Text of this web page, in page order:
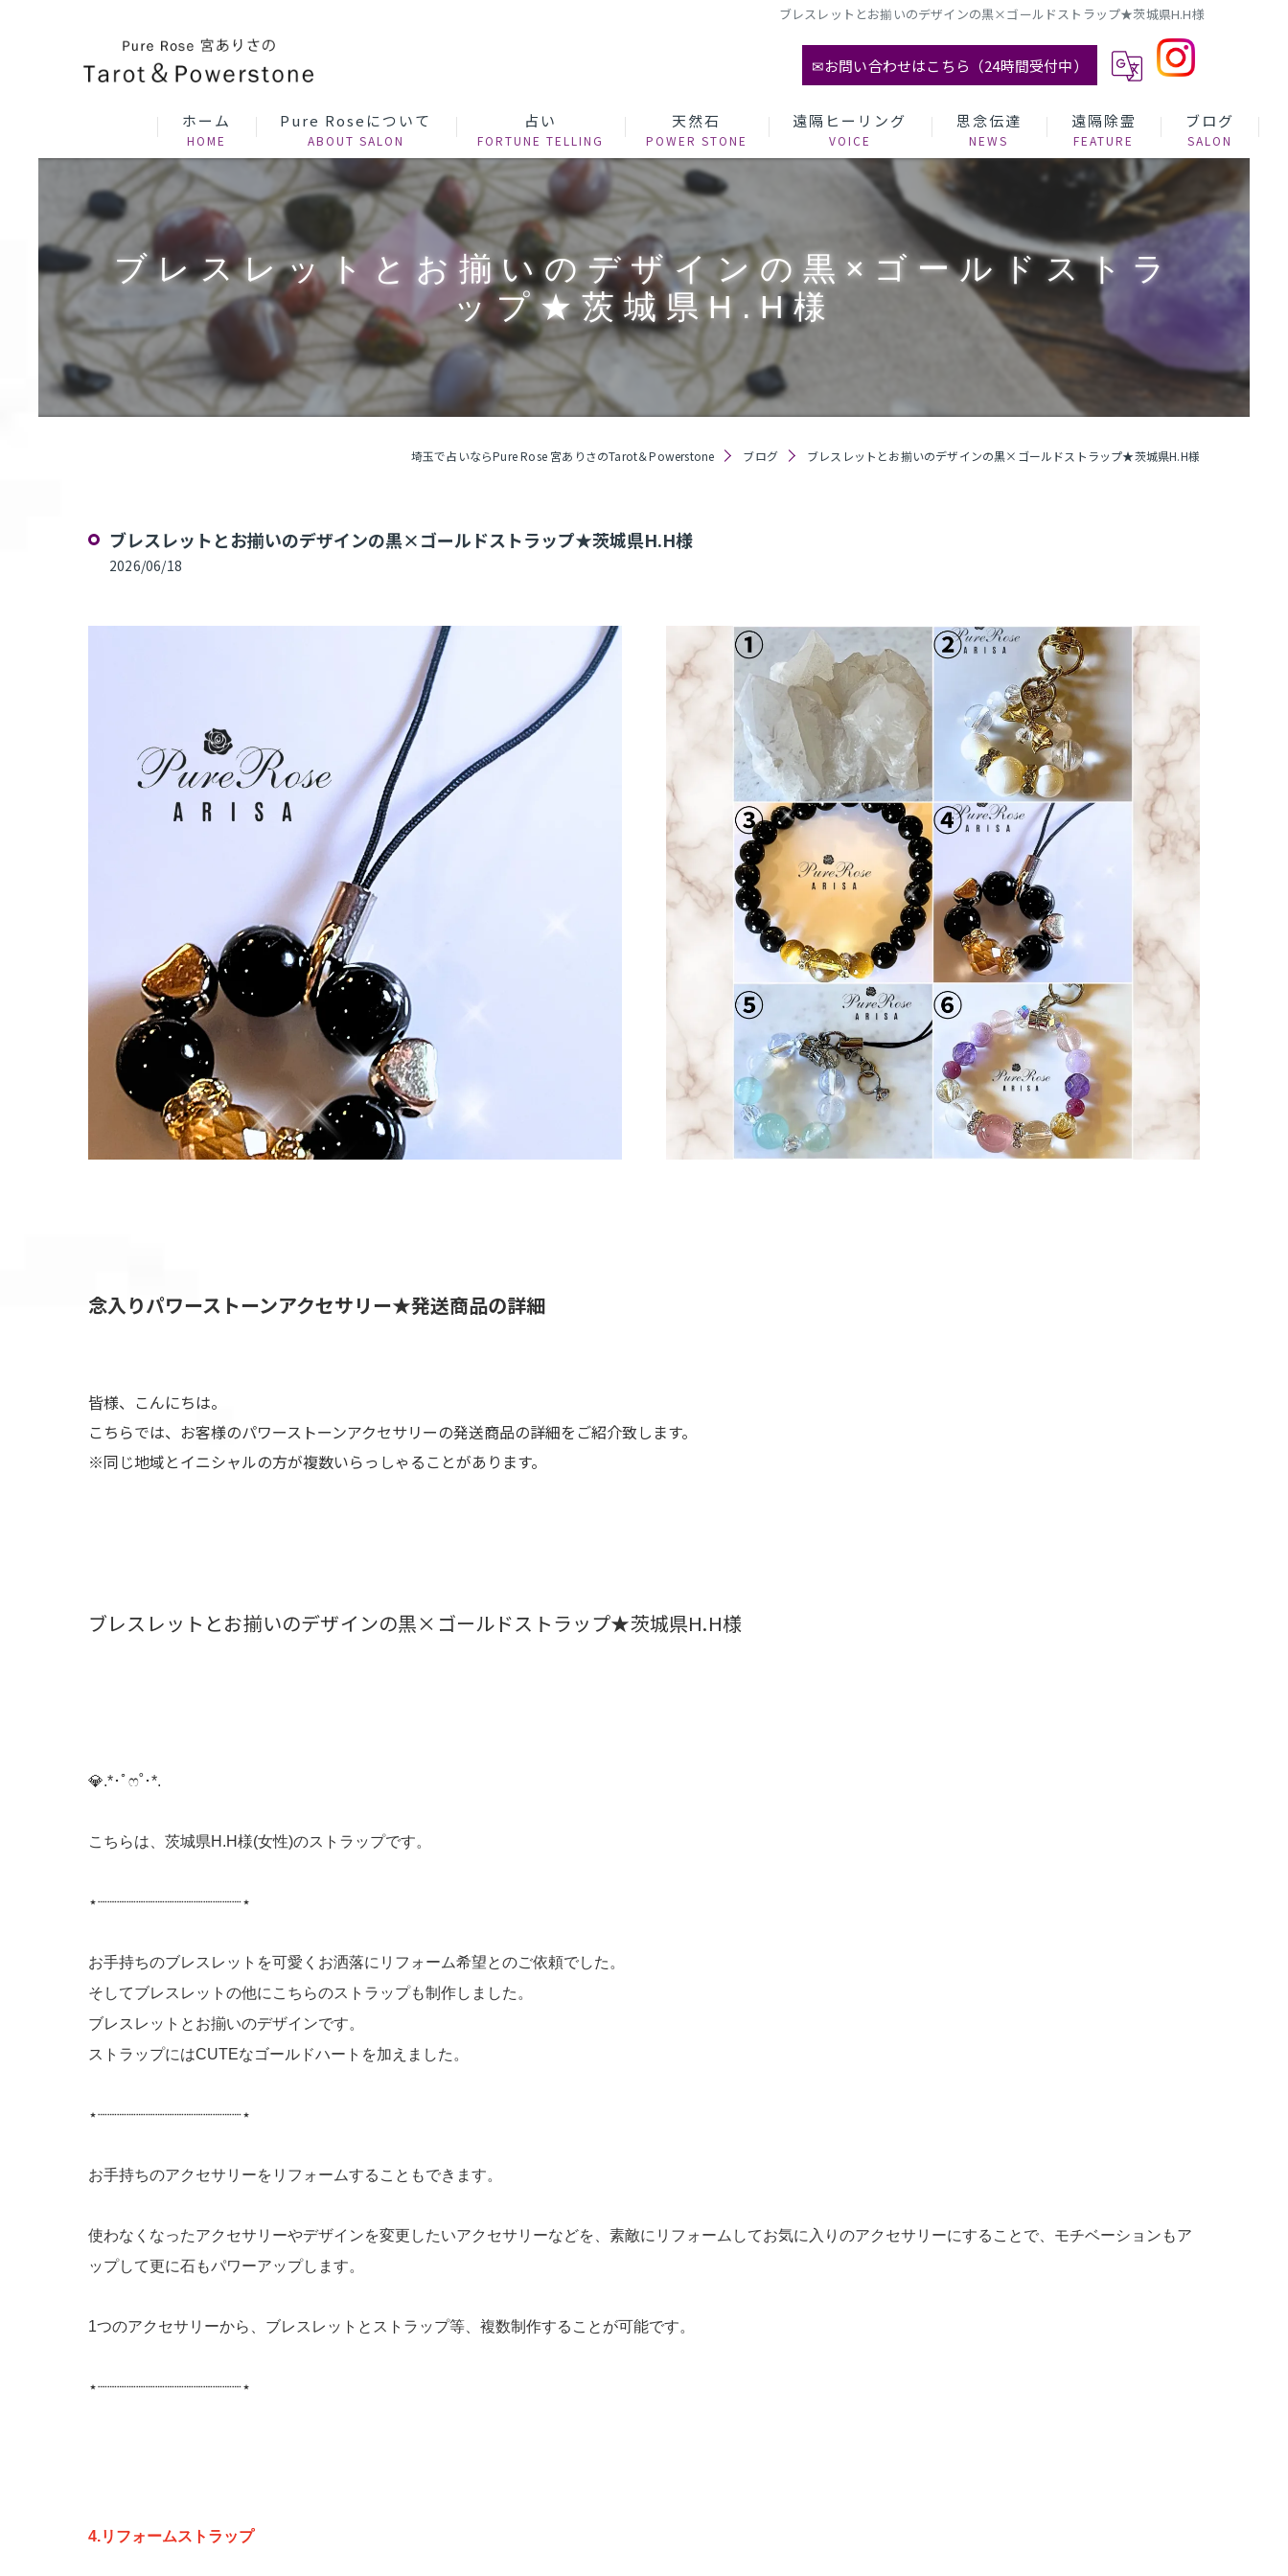
ブレスレットとお揃いのデザインの黒×ゴールドストラップ★茨城県H.H様
✉お問い合わせはこちら（24時間受付中）
ホーム Pure Roseについて 占い 天然石 遠隔ヒーリング 思念伝達 遠隔除霊 ブログ
ブレスレットとお揃いのデザインの黒×ゴールドストラ
ップ★茨城県H.H様
埼玉で占いならPure Rose 宮ありさのTarot＆Powerstone ブログ ブレスレットとお揃いのデザインの黒×ゴールドストラップ★茨城県H.H様
ブレスレットとお揃いのデザインの黒×ゴールドストラップ★茨城県H.H様
2026/06/18
​念入りパワーストーンアクセサリー★発送商品の詳細
皆様、こんにちは。
こちらでは、お客様のパワーストーンアクセサリーの発送商品の詳細をご紹介致します。
※同じ地域とイニシャルの方が複数いらっしゃることがあります。
ブレスレットとお揃いのデザインの黒×ゴールドストラップ★茨城県H.H様
💎️.*･ﾟෆ˚･*.
こちらは、茨城県H.H様(女性)のストラップです。
⋆┈┈┈┈┈┈┈┈┈┈┈┈┈┈┈⋆
お手持ちのブレスレットを可愛くお洒落にリフォーム希望とのご依頼でした。
そしてブレスレットの他にこちらのストラップも制作しました。
ブレスレットとお揃いのデザインです。
ストラップにはCUTEなゴールドハートを加えました。
⋆┈┈┈┈┈┈┈┈┈┈┈┈┈┈┈⋆
お手持ちのアクセサリーをリフォームすることもできます。
使わなくなったアクセサリーやデザインを変更したいアクセサリーなどを、素敵にリフォームしてお気に入りのアクセサリーにすることで、モチベーションもア
ップして更に石もパワーアップします。
1つのアクセサリーから、ブレスレットとストラップ等、複数制作することが可能です。
⋆┈┈┈┈┈┈┈┈┈┈┈┈┈┈┈⋆
4.リフォームストラップ